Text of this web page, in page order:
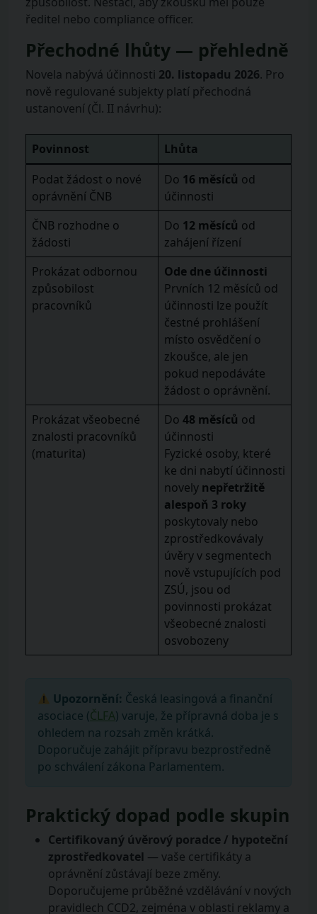
ředitel nebo compliance officer.
Přechodné lhůty — přehledně
Novela nabývá účinnosti 20. listopadu 2026. Pro
nově regulované subjekty platí přechodná
ustanovení (Čl. II návrhu):
Povinnost
Lhůta
Podat žádost o nové
oprávnění ČNB
Do 16 měsíců od
účinnosti
ČNB rozhodne o
žádosti
Do 12 měsíců od
zahájení řízení
Prokázat odbornou
způsobilost
pracovníků
Ode dne účinnosti
Prvních 12 měsíců od
účinnosti lze použít
čestné prohlášení
místo osvědčení o
zkoušce, ale jen
pokud nepodáváte
žádost o oprávnění.
Prokázat všeobecné
znalosti pracovníků
(maturita)
Do 48 měsíců od
účinnosti
Fyzické osoby, které
ke dni nabytí účinnosti
novely nepřetržitě
alespoň 3 roky
poskytovaly nebo
zprostředkovávaly
úvěry v segmentech
nově vstupujících pod
ZSÚ, jsou od
povinnosti prokázat
všeobecné znalosti
osvobozeny
Upozornění: Česká leasingová a finanční
asociace (ČLFA) varuje, že přípravná doba je s
ohledem na rozsah změn krátká.
Doporučuje zahájit přípravu bezprostředně
po schválení zákona Parlamentem.
Praktický dopad podle skupin
Certifikovaný úvěrový poradce / hypoteční
zprostředkovatel — vaše certifikáty a
oprávnění zůstávají beze změny.
Doporučujeme průběžné vzdělávání v nových
pravidlech CCD2, zejména v oblasti reklamy a